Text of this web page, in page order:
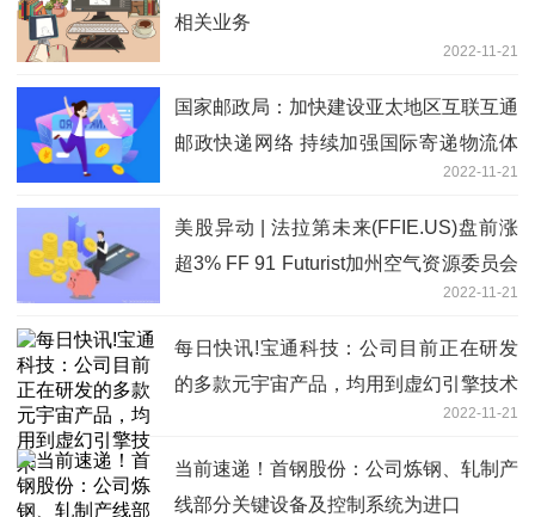
相关业务
2022-11-21
国家邮政局：加快建设亚太地区互联互通
邮政快递网络 持续加强国际寄递物流体
2022-11-21
美股异动 | 法拉第未来(FFIE.US)盘前涨
超3% FF 91 Futurist加州空气资源委员会
2022-11-21
每日快讯!宝通科技：公司目前正在研发
的多款元宇宙产品，均用到虚幻引擎技术
2022-11-21
当前速递！首钢股份：公司炼钢、轧制产
线部分关键设备及控制系统为进口